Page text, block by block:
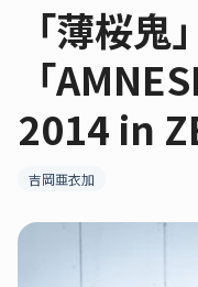
「薄桜鬼
「
2014 in
吉岡亜衣加